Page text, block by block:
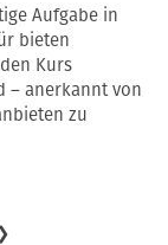
Aufgabe in
bieten
Kurs
– anerkannt von
zu